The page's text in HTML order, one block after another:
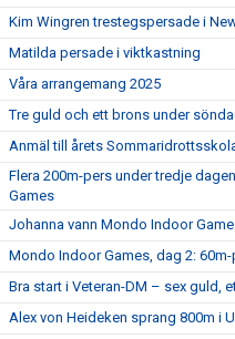
Kim Wingren trestegspersade i
Matilda persade i viktkastning
Våra arrangemang 2025
Tre guld och ett brons under
Anmäl till årets
Flera 200m-pers under tredje
Games
Johanna vann Mondo Indoor
Mondo Indoor Games, dag 2:
Bra start i Veteran-DM – sex guld,
Alex von Heideken sprang 800m i